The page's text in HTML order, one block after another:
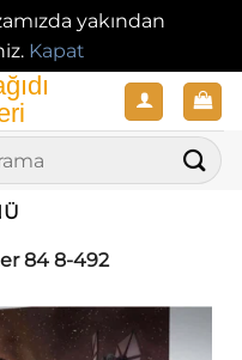
yakından
Kapat
84 8-492